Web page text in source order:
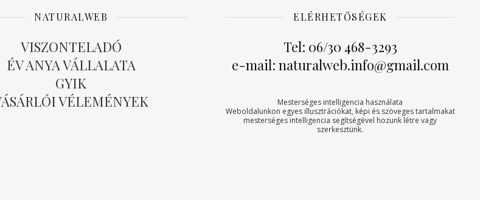
NATURALWEB
VISZONTELADÓ
ÉV ANYA VÁLLALATA
GYIK
VÉLEMÉNYEK
ELÉRHETŐSÉGEK
Tel: 06/30 468-3293
e-mail: naturalweb.info@gmail.com
Mesterséges intelligencia használata
Weboldalunkon egyes illusztrációkat, képi és szöveges tartalmakat
mesterséges intelligencia segítségével hozunk létre vagy
szerkesztünk.